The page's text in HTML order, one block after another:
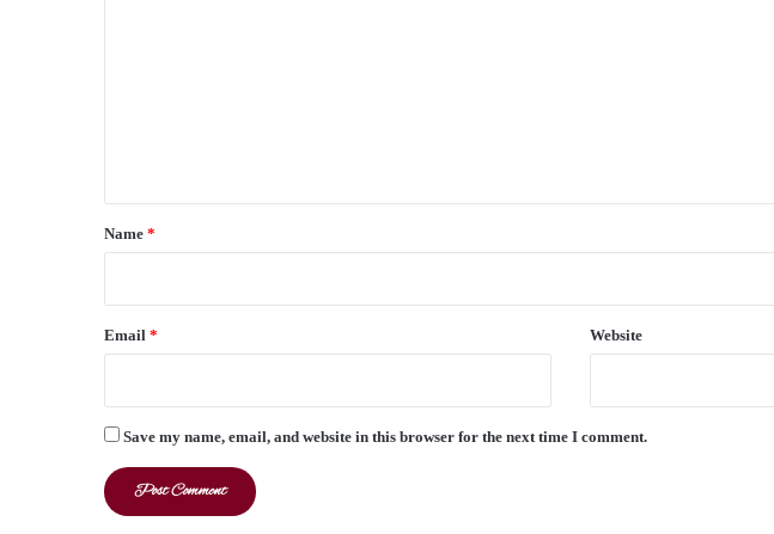
*
Name *
Email * Website
Save my name, email, and website in this browser for the next time I comment.